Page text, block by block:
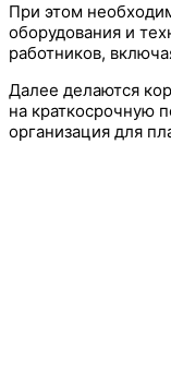
При этом
оборудования и
работников,
Далее делаются
на краткосрочную
организация для